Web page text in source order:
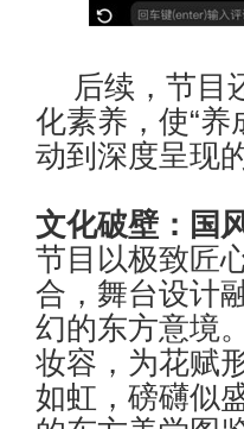
后续，节目
化素养，使“养
动到深度呈现
文化破壁：国
节目以极致匠
合，舞台设计
幻的东方意境
妆容，为花赋
如虹，磅礴似